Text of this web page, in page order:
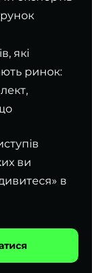
які
ринок:
ви
в